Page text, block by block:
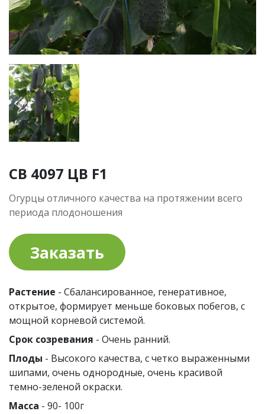
СВ 4097 ЦВ F1
Огурцы отличного качества на протяжении всего
периода плодоношения
Заказать
Растение - Сбалансированное, генеративное,
открытое, формирует меньше боковых побегов, с
мощной корневой системой.
Срок созревания - Очень ранний.
Плоды - Высокого качества, с четко выраженными
шипами, очень однородные, очень красивой
темно-зеленой окраски.
Масса - 90- 100г